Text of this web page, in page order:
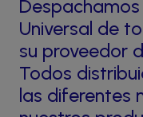
Universal de
su proveedor
Todos
las diferentes